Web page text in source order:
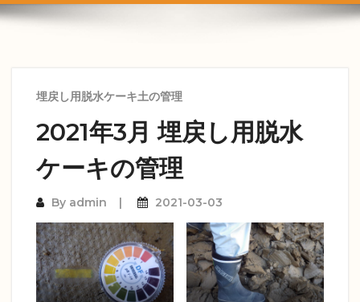
埋戻し用脱水ケーキ土の管理
2021年3月 埋戻し用脱水
ケーキの管理
By admin 2021-03-03